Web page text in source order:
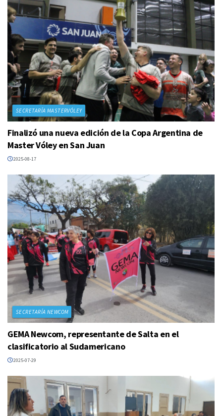
SECRETARÍA MASTERVÓLEY
Finalizó una nueva edición de la Copa Argentina de
Master Vóley en San Juan
2025-08-17
SECRETARÍA NEWCOM
GEMA Newcom, representante de Salta en el
clasificatorio al Sudamericano
2025-07-29